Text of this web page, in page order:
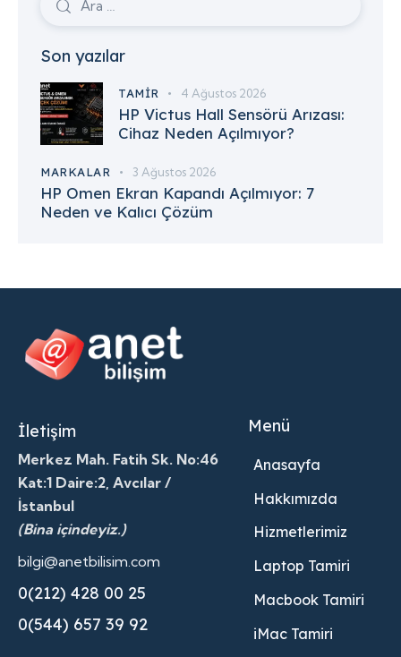
Son yazılar
TAMIR 4 Ağustos 2026
HP Victus Hall Sensörü Arızası:
Cihaz Neden Açılmıyor?
MARKALAR 3 Ağustos 2026
HP Omen Ekran Kapandı Açılmıyor: 7
Neden ve Kalıcı Çözüm
İletişim
Merkez Mah. Fatih Sk. No:46
Kat:1 Daire:2, Avcılar /
İstanbul
(Bina içindeyiz.)
bilgi@anetbilisim.com
0(212) 428 00 25
0(544) 657 39 92
Menü
Anasayfa
Hakkımızda
Hizmetlerimiz
Laptop Tamiri
Macbook Tamiri
iMac Tamiri